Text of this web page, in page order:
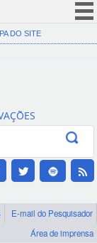
(COVID-19)
Canais
DO SITE
E-mail do Pesquisador
Área de imprensa